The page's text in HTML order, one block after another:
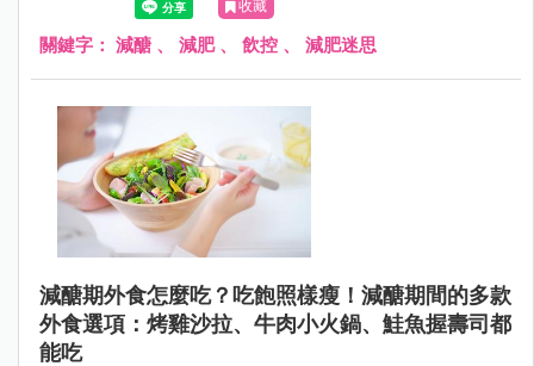
收藏
關鍵字： 減醣、 減肥、 飲控 、 減肥迷思
減醣期外食怎麼吃？吃飽照樣瘦！減醣期間的多款
外食選項：烤雞沙拉、牛肉小火鍋、鮭魚握壽司都
能吃